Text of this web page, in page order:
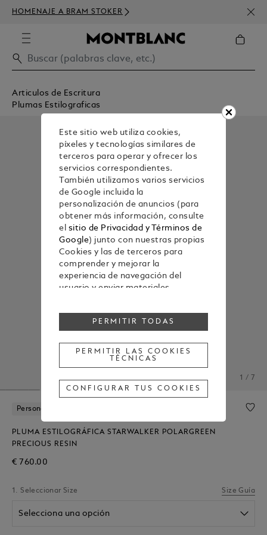
HOMENAJE A BRAM STOKER
DE
Articulos de Escritura
Plumas Estilograficas
1 / 7
Personalización Gratuita
PLUMA ESTILOGRÁFICA STARWALKER POLARGREEN
PRECIOUS RESIN
€ 760.00
1. Seleccionar Size Size Guía
Selecciona una opción
Este sitio web utiliza cookies,
píxeles y tecnologías similares de
terceros para operar y ofrecer los
servicios correspondientes.
También utilizamos varios servicios
de Google incluida la
personalización de anuncios (para
obtener más información, consulte
el sitio de Privacidad y Términos de
Google) junto con nuestras propias
Cookies y las de terceros para
comprender y mejorar la
experiencia de navegación del
usuario y enviar materiales
preferencias mostradas durante la
navegación.
consentimiento a alguna o todas
las cookies, haz clic en "Configurar
información, consulta nuestra
Política de cookies.
las cookies mencionadas
anteriormente.
técnicas.
PERMITIR TODAS
PERMITIR LAS COOKIES
TÉCNICAS
CONFIGURAR TUS COOKIES